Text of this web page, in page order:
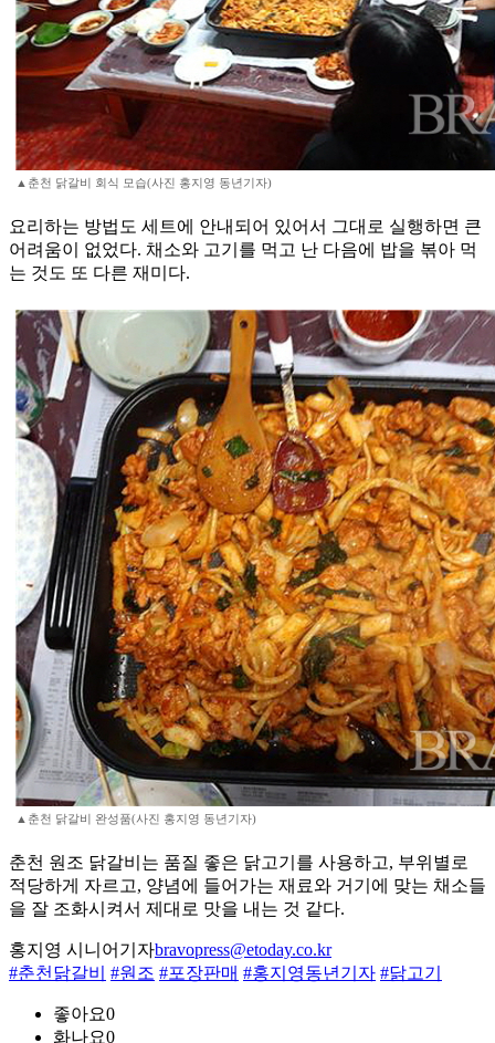
▲춘천 닭갈비 회식 모습(사진 홍지영 동년기자)
요리하는 방법도 세트에 안내되어 있어서 그대로 실행하면 큰
어려움이 없었다. 채소와 고기를 먹고 난 다음에 밥을 볶아 먹
는 것도 또 다른 재미다.
▲춘천 닭갈비 완성품(사진 홍지영 동년기자)
춘천 원조 닭갈비는 품질 좋은 닭고기를 사용하고, 부위별로
적당하게 자르고, 양념에 들어가는 재료와 거기에 맞는 채소들
을 잘 조화시켜서 제대로 맛을 내는 것 같다.
홍지영 시니어기자bravopress@etoday.co.kr
#춘천닭갈비
#원조 #포장판매 #홍지영동년기자 #닭고기
좋아요0
화나요0